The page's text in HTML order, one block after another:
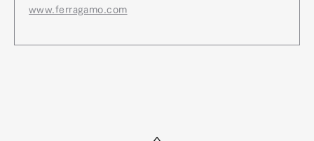
www.ferragamo.com